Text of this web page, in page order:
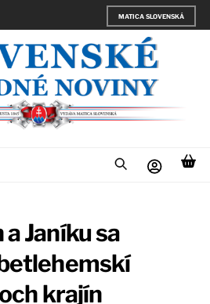
MATICA SLOVENSKÁ
Janíku sa
krajín